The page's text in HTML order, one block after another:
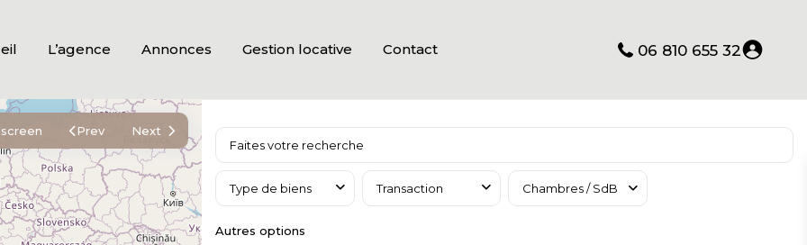
L’agence Annonces Gestion locative Contact 06 810 655 32
Prev Next
Type de biens Transaction Chambres / SdB
Autres options